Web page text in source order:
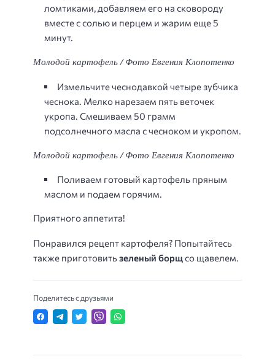
ломтиками, добавляем его на сковороду
вместе с солью и перцем и жарим еще 5
минут.
Молодой картофель / Фото Евгения Клопотенко
Измельчите чеснодавкой четыре зубчика
чеснока. Мелко нарезаем пять веточек
укропа. Смешиваем 50 грамм
подсолнечного масла с чесноком и укропом.
Молодой картофель / Фото Евгения Клопотенко
Поливаем готовый картофель пряным
маслом и подаем горячим.
Приятного аппетита!
Понравился рецепт картофеля? Попытайтесь
также приготовитьзеленый борщсо щавелем.
Поделитесь с друзьями